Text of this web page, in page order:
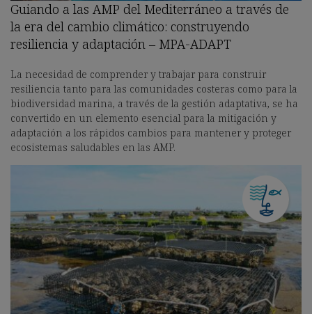
Guiando a las AMP del Mediterráneo a través de
la era del cambio climático: construyendo
resiliencia y adaptación – MPA-ADAPT
La necesidad de comprender y trabajar para construir
resiliencia tanto para las comunidades costeras como para la
biodiversidad marina, a través de la gestión adaptativa, se ha
convertido en un elemento esencial para la mitigación y
adaptación a los rápidos cambios para mantener y proteger
ecosistemas saludables en las AMP.